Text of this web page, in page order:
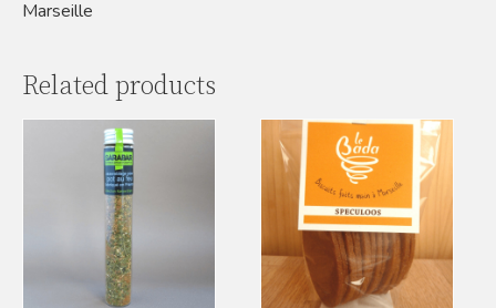
Marseille
Related products